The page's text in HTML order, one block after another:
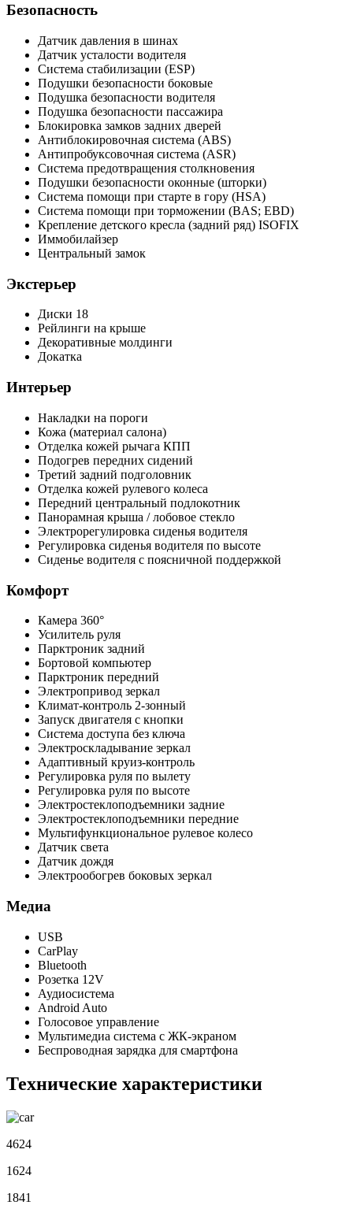
Безопасность
Датчик давления в шинах
Датчик усталости водителя
Система стабилизации (ESP)
Подушки безопасности боковые
Подушка безопасности водителя
Подушка безопасности пассажира
Блокировка замков задних дверей
Антиблокировочная система (ABS)
Антипробуксовочная система (ASR)
Система предотвращения столкновения
Подушки безопасности оконные (шторки)
Система помощи при старте в гору (HSA)
Система помощи при торможении (BAS; EBD)
Крепление детского кресла (задний ряд) ISOFIX
Иммобилайзер
Центральный замок
Экстерьер
Диски 18
Рейлинги на крыше
Декоративные молдинги
Докатка
Интерьер
Накладки на пороги
Кожа (материал салона)
Отделка кожей рычага КПП
Подогрев передних сидений
Третий задний подголовник
Отделка кожей рулевого колеса
Передний центральный подлокотник
Панорамная крыша / лобовое стекло
Электрорегулировка сиденья водителя
Регулировка сиденья водителя по высоте
Сиденье водителя с поясничной поддержкой
Комфорт
Камера 360°
Усилитель руля
Парктроник задний
Бортовой компьютер
Парктроник передний
Электропривод зеркал
Климат-контроль 2-зонный
Запуск двигателя с кнопки
Система доступа без ключа
Электроскладывание зеркал
Адаптивный круиз-контроль
Регулировка руля по вылету
Регулировка руля по высоте
Электростеклоподъемники задние
Электростеклоподъемники передние
Мультифункциональное рулевое колесо
Датчик света
Датчик дождя
Электрообогрев боковых зеркал
Медиа
USB
CarPlay
Bluetooth
Розетка 12V
Аудиосистема
Android Auto
Голосовое управление
Мультимедиа система с ЖК-экраном
Беспроводная зарядка для смартфона
Технические характеристики
4624
1624
1841